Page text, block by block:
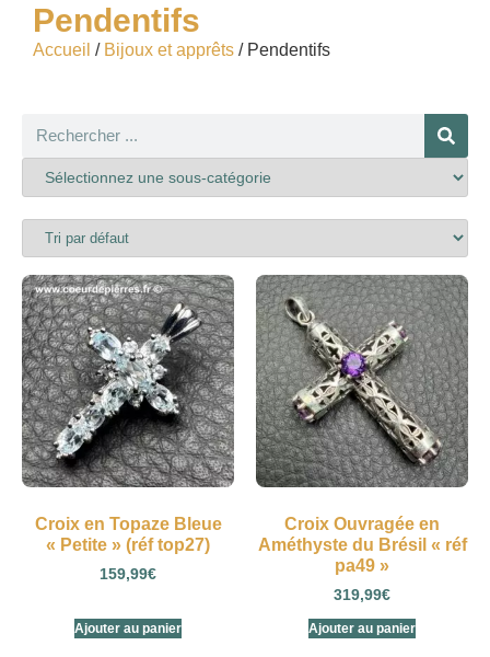
Pendentifs
Accueil / Bijoux et apprêts / Pendentifs
Croix en Topaze Bleue
« Petite » (réf top27)
159,99€
Ajouter au panier
Croix Ouvragée en
Améthyste du Brésil « réf
pa49 »
319,99€
Ajouter au panier